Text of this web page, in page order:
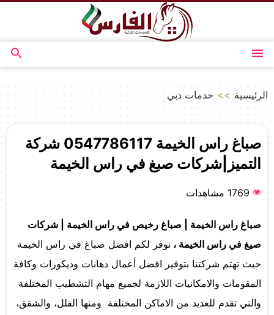
المحتوى
القائمة
بحث
الرئيسية >> خدمات دبي
صباغ راس الخيمة 0547786117 شركة
التميز|شركات صبغ في راس الخيمة
1769 مشاهدات
صباغ راس الخيمة | صباغ رخيص في راس الخيمة | شركات
صيغ في راس الخيمة ، نوفر لكم افضل صباغ في راس الخيمة
حيث تهتم شركتنا بتوفير افضل أعمال دهانات وديكورات وكافة
المقومات والامكانيات اللازمة لجميع مهام التشطيب المختلفة
والتي تقدم للعديد من الاماكن المختلفة ومنها الفلل، والشقق،